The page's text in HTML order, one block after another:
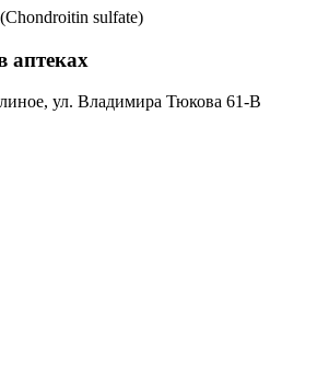
sulfate)
аптеках
ул. Владимира Тюкова 61-В